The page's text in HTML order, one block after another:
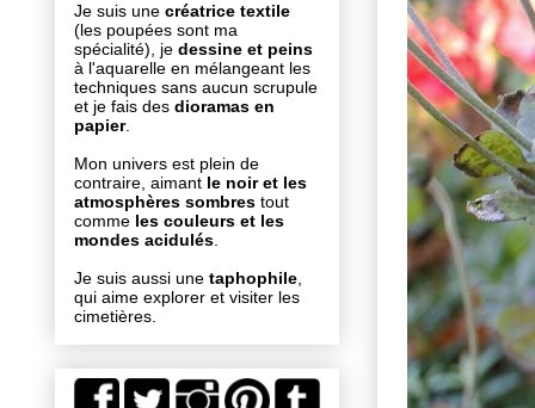
Je suis une créatrice textile
(les poupées sont ma
spécialité), je dessine et peins
à l'aquarelle en mélangeant les
techniques sans aucun scrupule
et je fais des dioramas en
papier.
Mon univers est plein de
contraire, aimant le noir et les
atmosphères sombres tout
comme les couleurs et les
mondes acidulés
Je suis aussi une taphophile
qui aime explorer et visiter les
cimetières.